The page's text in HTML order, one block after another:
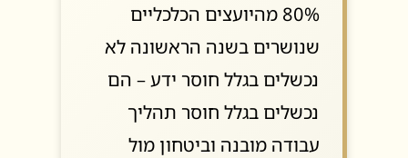
80% מהיועצים הכלכליים
שנושרים בשנה הראשונה לא
נכשלים בגלל חוסר ידע – הם
נכשלים בגלל חוסר תהליך
עבודה מובנה וביטחון מול